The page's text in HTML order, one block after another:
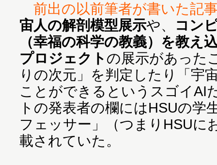
前出の以前筆者が書いた記
宙人の解剖模型展示や、
コン
（幸福の科学の教義）を教え
プロジェクト の展示があった
りの次元」を判定したり「宇
ことができるというスゴイAI
トの発表者の欄にはHSUの学
フェッサー」（つまりHSUに
載されていた。